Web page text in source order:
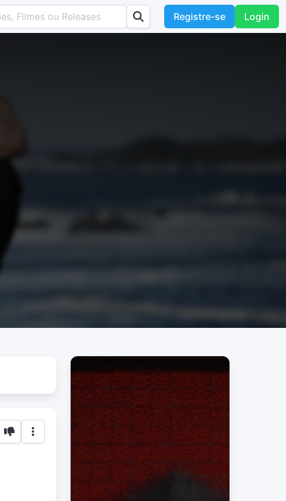
Registre-se Login